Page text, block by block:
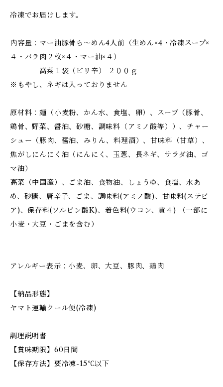
冷凍でお届けします。
内容量：マー油豚骨ら～めん4人前（生めん×4・冷凍スープ×
４・バラ肉２枚×４・マー油×４）
高菜１袋（ピリ辛） ２００ｇ
※もやし、ネギは入っておりません
原材料：麺（小麦粉、かん水、食塩、卵）、スープ（豚骨、
鶏骨、野菜、醤油、砂糖、調味料（アミノ酸等））、チャー
シュー（豚肉、醤油、みりん、料理酒）、甘味料（甘草）、
焦がしにんにく油（にんにく、玉葱、長ネギ、サラダ油、ゴ
マ油）
高菜（中国産）、ごま油、食物油、しょうゆ、食塩、水あ
め、砂糖、唐辛子、ごま、調味料(アミノ酸)、甘味料(ステビ
ア)、保存料(ソルビン酸K)、着色料(ウコン、黄４) （一部に
小麦・大豆・ごまを含む）
アレルギー表示：小麦、卵、大豆、豚肉、鶏肉
【納品形態】
ヤマト運輸クール便(冷凍)
調理説明書
【賞味期限】60日間
【保存方法】要冷凍-15℃以下